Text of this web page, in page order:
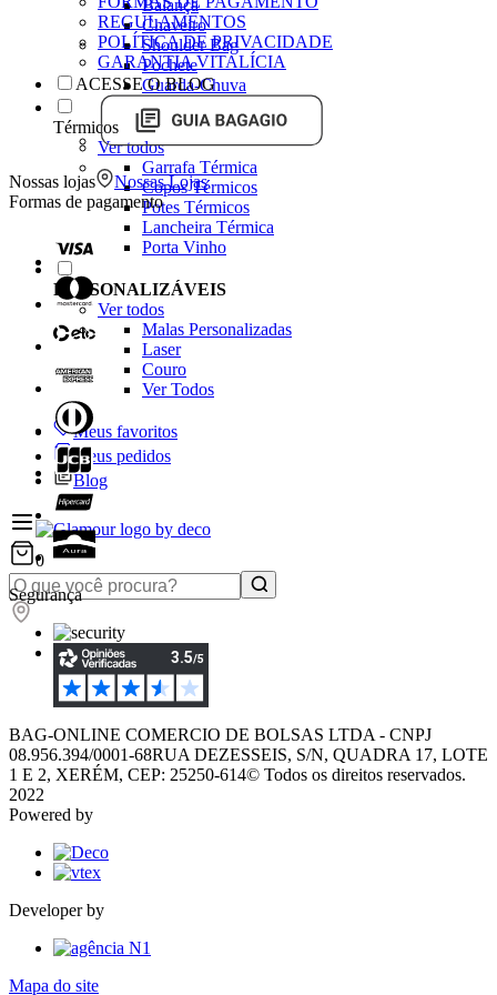
Balança
Chaveiro
Shoulder Bag
Pochete
Guarda-Chuva
Térmicos
Ver todos
Garrafa Térmica
Copos Térmicos
Potes Térmicos
Lancheira Térmica
Porta Vinho
PERSONALIZÁVEIS
Ver todos
Malas Personalizadas
Laser
Couro
Ver Todos
Meus favoritos
Meus pedidos
Blog
0
REGULAMENTOS
POLÍTICA DE PRIVACIDADE
GARANTIA VITALÍCIA
ACESSE O BLOG
Nossas lojas
Nossas Lojas
Formas de pagamento
Segurança
BAG-ONLINE COMERCIO DE BOLSAS LTDA - CNPJ
08.956.394/0001-68RUA DEZESSEIS, S/N, QUADRA 17, LOTE
1 E 2, XERÉM, CEP: 25250-614© Todos os direitos reservados.
2022
Powered by
Developer by
Mapa do site